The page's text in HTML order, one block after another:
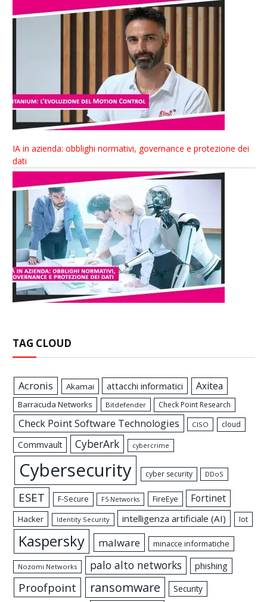
IA in azienda: obblighi normativi, governance e protezione dei
dati
TAG CLOUD
Acronis Akamai attacchi informatici Axitea
Barracuda Networks Bitdefender Check Point Research
Check Point Software Technologies CISO cloud
Commvault CyberArk cybercrime
Cybersecurity cyber security DDoS
ESET F-Secure F5 Networks FireEye Fortinet
Hacker Identity Security intelligenza artificiale (AI) Iot
Kaspersky malware minacce informatiche
Nozomi Networks palo alto networks phishing
Proofpoint ransomware Security